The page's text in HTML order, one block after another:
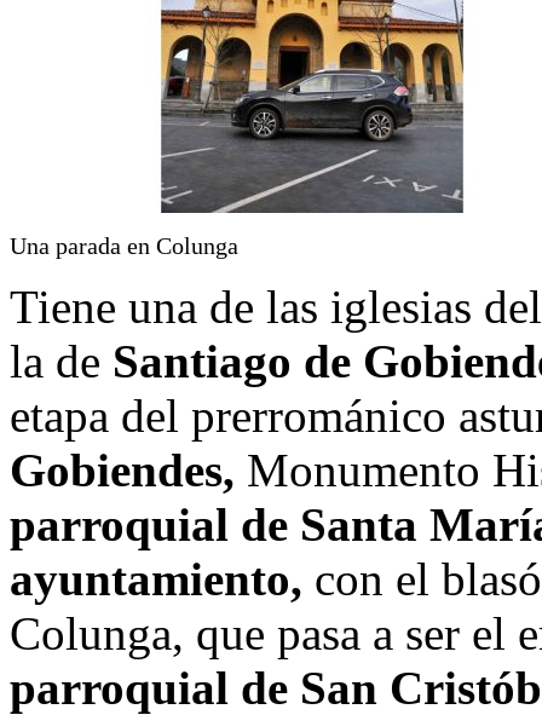
Una parada en Colunga
Tiene una de las iglesias
la de Santiago de
etapa del prerrománico
Gobiendes, Monumento
parroquial de Santa
ayuntamiento, con el
Colunga, que pasa a ser el
parroquial de San